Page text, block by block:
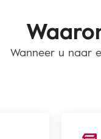
Wanneer u naar